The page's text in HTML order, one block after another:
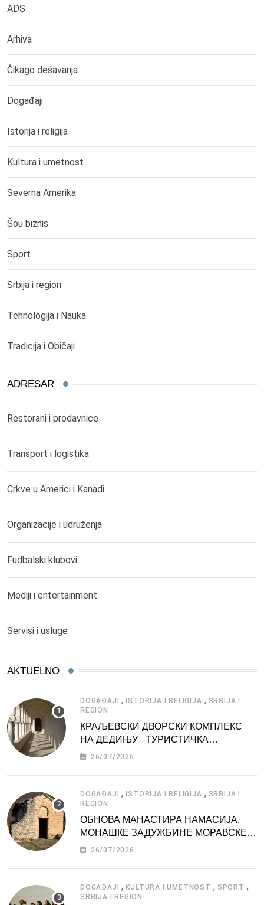
ADS
Arhiva
Čikago dešavanja
Događaji
Istorija i religija
Kultura i umetnost
Severna Amerika
Šou biznis
Sport
Srbija i region
Tehnologija i Nauka
Tradicija i Običaji
ADRESAR
Restorani i prodavnice
Transport i logistika
Crkve u Americi i Kanadi
Organizacije i udruženja
Fudbalski klubovi
Mediji i entertainment
Servisi i usluge
AKTUELNO
DOGAĐAJI , ISTORIJA I RELIGIJA , SRBIJA I
REGION
КРАЉЕВСКИ ДВОРСКИ КОМПЛЕКС
НА ДЕДИЊУ –ТУРИСТИЧКА
АТРАКЦИЈА
26/07/2026
DOGAĐAJI , ISTORIJA I RELIGIJA , SRBIJA I
REGION
ОБНОВА МАНАСТИРА НАМАСИЈА,
МОНАШКЕ ЗАДУЖБИНЕ МОРАВСКЕ
СРБИЈЕ
26/07/2026
DOGAĐAJI ,KULTURA I UMETNOST , SPORT ,
SRBIJA I REGION